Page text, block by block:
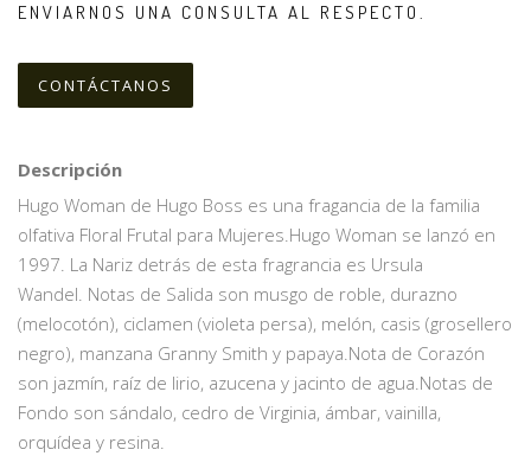
ENVIARNOS UNA CONSULTA AL RESPECTO.
CONTÁCTANOS
Descripción
Hugo Woman de Hugo Boss es una fragancia de la familia
olfativa Floral Frutal para Mujeres.Hugo Woman se lanzó en
1997. La Nariz detrás de esta fragrancia es Ursula
Wandel. Notas de Salida son musgo de roble, durazno
(melocotón), ciclamen (violeta persa), melón, casis (grosellero
negro), manzana Granny Smith y papaya.Nota de Corazón
son jazmín, raíz de lirio, azucena y jacinto de agua.Notas de
Fondo son sándalo, cedro de Virginia, ámbar, vainilla,
orquídea y resina.